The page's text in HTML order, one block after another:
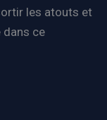
les atouts et
dans ce